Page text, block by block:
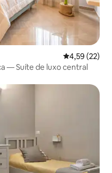
4,59 de uma
4,59 (22)
— Suíte de luxo central